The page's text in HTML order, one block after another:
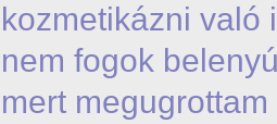
kozmetikázni való
nem fogok
mert